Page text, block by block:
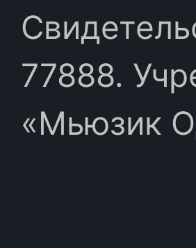
77888.
«Мьюзик